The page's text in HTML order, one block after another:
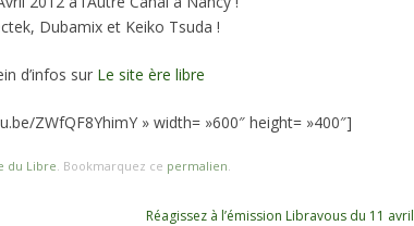
Dubamix et Keiko Tsuda !
d’infos sur Le site ère libre
ZWfQF8YhimY » width= »600″ height= »400″]
du Libre . Bookmarquez ce permalien
Réagissez à l’émission Libravous du 11 avril